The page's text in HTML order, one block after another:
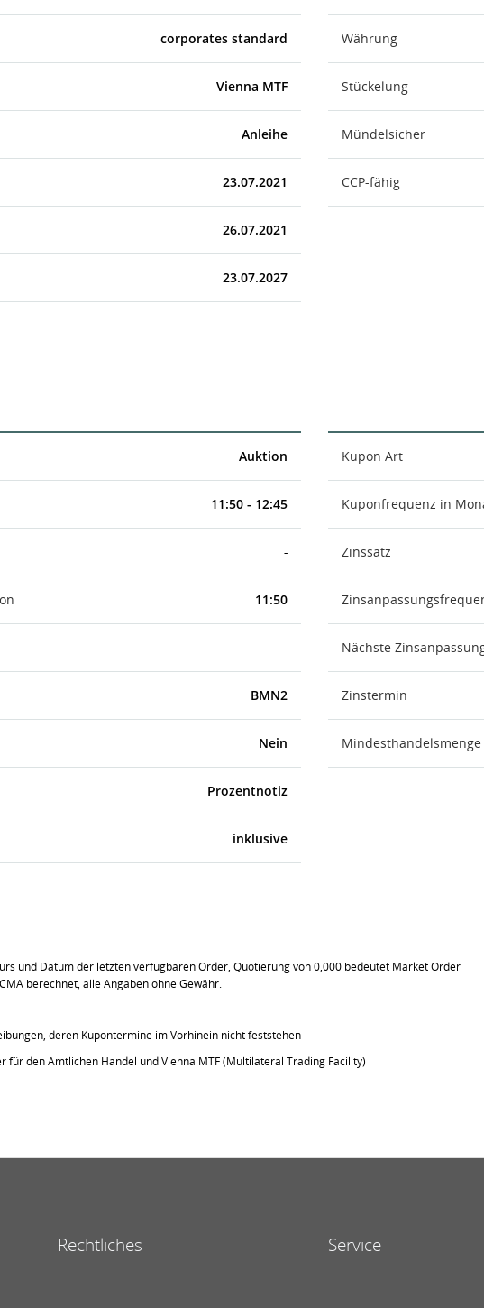
corporates standard
Vienna MTF
Anleihe
23.07.2021
26.07.2021
23.07.2027
Währung
Stückelung
Mündelsicher
CCP-fähig
Auktion
11:50 - 12:45
-
11:50
-
BMN2
Nein
Prozentnotiz
inklusive
Kupon Art
Kuponfrequenz in
Zinssatz
Nächste
Zinstermin
Mindesthandelsmenge
und Datum der letzten verfügbaren Order, Quotierung von 0,000 bedeutet Market Order
berechnet, alle Angaben ohne Gewähr.
deren Kupontermine im Vorhinein nicht feststehen
für den Amtlichen Handel und Vienna MTF (Multilateral Trading Facility)
Rechtliches Service